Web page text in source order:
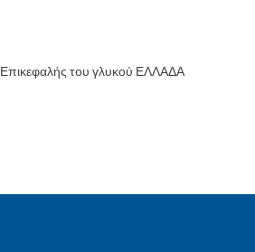
Επικεφαλής του γλυκού ΕΛΛΑΔΑ